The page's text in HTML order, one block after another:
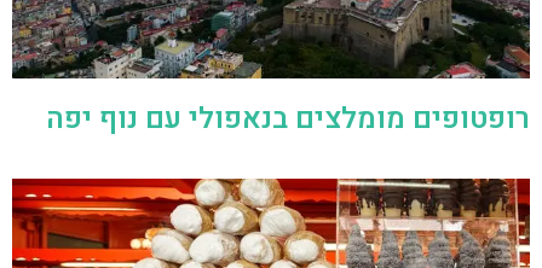
רופטופים מומלצים בנאפולי עם נוף יפה